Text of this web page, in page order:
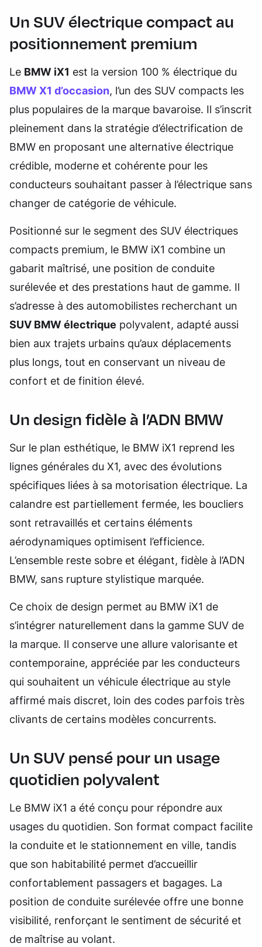
Un SUV électrique compact au
positionnement premium
Le BMW iX1 est la version 100 % électrique du
BMW X1 d’occasion, l’un des SUV compacts les
plus populaires de la marque bavaroise. Il s’inscrit
pleinement dans la stratégie d’électrification de
BMW en proposant une alternative électrique
crédible, moderne et cohérente pour les
conducteurs souhaitant passer à l’électrique sans
changer de catégorie de véhicule.
Positionné sur le segment des SUV électriques
compacts premium, le BMW iX1 combine un
gabarit maîtrisé, une position de conduite
surélevée et des prestations haut de gamme. Il
s’adresse à des automobilistes recherchant un
SUV BMW électrique polyvalent, adapté aussi
bien aux trajets urbains qu’aux déplacements
plus longs, tout en conservant un niveau de
confort et de finition élevé.
Un design fidèle à l’ADN BMW
Sur le plan esthétique, le BMW iX1 reprend les
lignes générales du X1, avec des évolutions
spécifiques liées à sa motorisation électrique. La
calandre est partiellement fermée, les boucliers
sont retravaillés et certains éléments
aérodynamiques optimisent l’efficience.
L’ensemble reste sobre et élégant, fidèle à l’ADN
BMW, sans rupture stylistique marquée.
Ce choix de design permet au BMW iX1 de
s’intégrer naturellement dans la gamme SUV de
la marque. Il conserve une allure valorisante et
contemporaine, appréciée par les conducteurs
qui souhaitent un véhicule électrique au style
affirmé mais discret, loin des codes parfois très
clivants de certains modèles concurrents.
Un SUV pensé pour un usage
quotidien polyvalent
Le BMW iX1 a été conçu pour répondre aux
usages du quotidien. Son format compact facilite
la conduite et le stationnement en ville, tandis
que son habitabilité permet d’accueillir
confortablement passagers et bagages. La
position de conduite surélevée offre une bonne
visibilité, renforçant le sentiment de sécurité et
de maîtrise au volant.